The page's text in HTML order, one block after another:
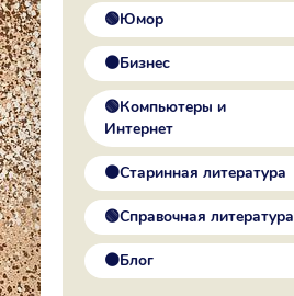
🟢Юмор
🟠Бизнес
🟢Компьютеры и
Интернет
🟠Старинная литература
🟢Справочная литература
🟠Блог